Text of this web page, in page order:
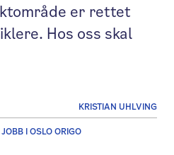
er rettet
Hos oss skal
KRISTIAN UHLVING
JOBB I OSLO ORIGO